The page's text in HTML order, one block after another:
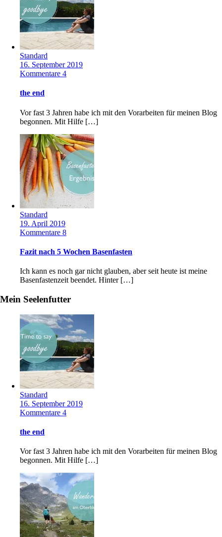
Standard
16. September 2019
Kommentare 4
the end
Vor fast 3 Jahren habe ich mit den Vorarbeiten für meinen Blog
begonnen. Mit Hilfe […]
Standard
19. April 2019
Kommentare 8
Fazit nach 5 Wochen Basenfasten
Ich kann es noch gar nicht glauben, aber seit heute ist meine
Basenfastenzeit beendet. Hinter […]
Mein Seelenfutter
Standard
16. September 2019
Kommentare 4
the end
Vor fast 3 Jahren habe ich mit den Vorarbeiten für meinen Blog
begonnen. Mit Hilfe […]